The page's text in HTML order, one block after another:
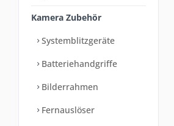
Kamera Zubehör
Systemblitzgeräte
Batteriehandgriffe
Bilderrahmen
Fernauslöser